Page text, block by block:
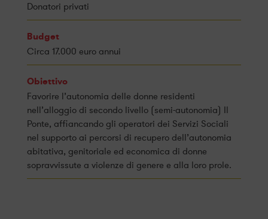
Donatori privati
Budget
Circa 17.000 euro annui
Obiettivo
Favorire l’autonomia delle donne residenti
nell’alloggio di secondo livello (semi-autonomia) Il
Ponte, affiancando gli operatori dei Servizi Sociali
nel supporto ai percorsi di recupero dell’autonomia
abitativa, genitoriale ed economica di donne
sopravvissute a violenze di genere e alla loro prole.